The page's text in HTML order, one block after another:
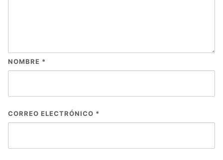
NOMBRE *
CORREO ELECTRÓNICO *